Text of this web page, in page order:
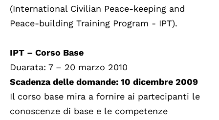
(International Civilian Peace-keeping and
Peace-building Training Program - IPT).
IPT – Corso Base
Duarata: 7 – 20 marzo 2010
Scadenza delle domande: 10 dicembre 2009
Il corso base mira a fornire ai partecipanti le
conoscenze di base e le competenze